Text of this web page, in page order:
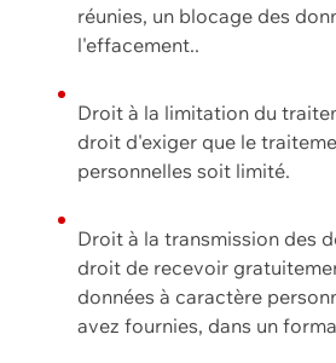
réunies, un blocage des
l'effacement..
Droit à la limitation du
droit d'exiger que le
personnelles soit limité.
Droit à la transmission des
droit de recevoir
données à caractère
avez fournies, dans un